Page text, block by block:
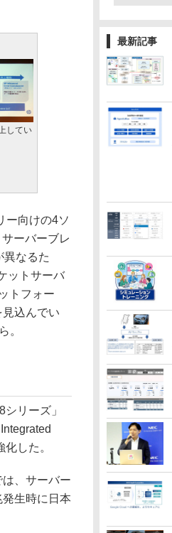
最新記事
してい
ー向けの4ソ
ーバーブレ
異なるた
ットサーバ
トフォー
込んでい
。
リーズ」
した。
、サーバー
生時に日本